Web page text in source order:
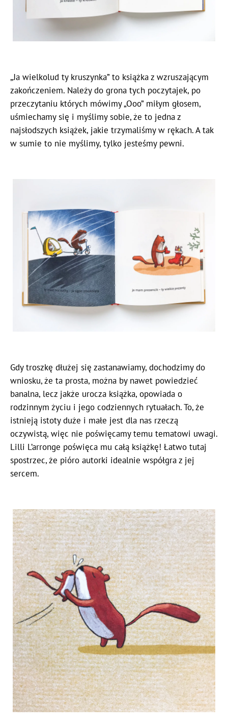
„Ja wielkolud ty kruszynka” to książka z wzruszającym
zakończeniem. Należy do grona tych poczytajek, po
przeczytaniu których mówimy „Ooo” miłym głosem,
uśmiechamy się i myślimy sobie, że to jedna z
najsłodszych książek, jakie trzymaliśmy w rękach. A tak
w sumie to nie myślimy, tylko jesteśmy pewni.
Gdy troszkę dłużej się zastanawiamy, dochodzimy do
wniosku, że ta prosta, można by nawet powiedzieć
banalna, lecz jakże urocza książka, opowiada o
rodzinnym życiu i jego codziennych rytuałach. To, że
istnieją istoty duże i małe jest dla nas rzeczą
oczywistą, więc nie poświęcamy temu tematowi uwagi.
Lilli L’arronge poświęca mu całą książkę! Łatwo tutaj
spostrzec, że pióro autorki idealnie współgra z jej
sercem.